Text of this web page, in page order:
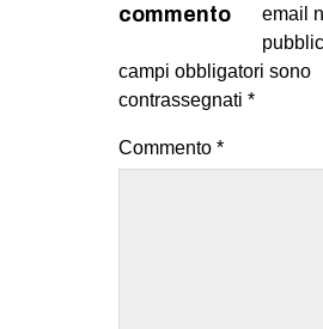
commento
email
campi obbligatori sono
contrassegnati *
Commento *